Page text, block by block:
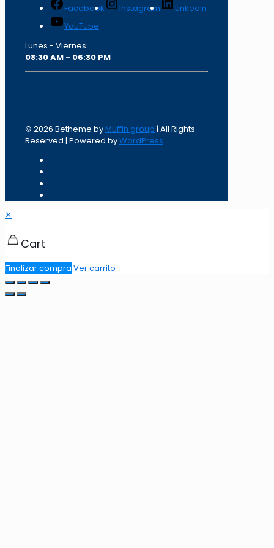
Facebook Instagram
LinkedIn
YouTube
Lunes - Viernes
08:30 AM - 06:30 PM
© 2026 Betheme by Muffin group | All Rights
Reserved | Powered byWordPress
✕
Cart
Finalizar compra Ver carrito